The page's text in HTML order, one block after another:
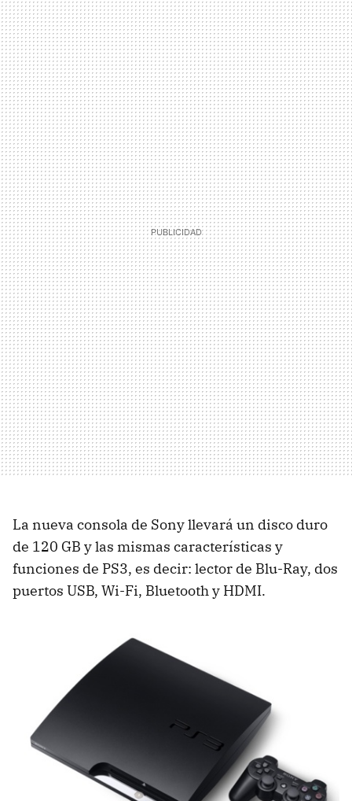
La nueva consola de Sony llevará un disco duro
de 120 GB y las mismas características y
funciones de PS3, es decir: lector de Blu-Ray, dos
puertos USB, Wi-Fi, Bluetooth y HDMI.